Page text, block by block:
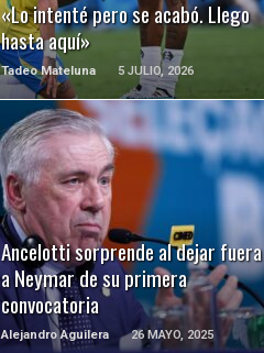
«Lo intenté pero se acabó. Llego
hasta aquí»
Tadeo Mateluna 5 JULIO, 2026
Ancelotti sorprende al dejar fuera
a Neymar de su primera
convocatoria
Alejandro Aguilera 26 MAYO, 2025
LEER MÁS